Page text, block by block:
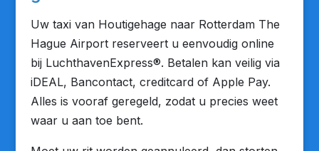
Uw taxi van Houtigehage naar Rotterdam The
Hague Airport reserveert u eenvoudig online
bij LuchthavenExpress®. Betalen kan veilig via
iDEAL, Bancontact, creditcard of Apple Pay.
Alles is vooraf geregeld, zodat u precies weet
waar u aan toe bent.